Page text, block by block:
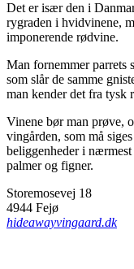
Det er især den i
rygraden i hvidvinene,
imponerende rødvine.
Man fornemmer
som slår de samme
man kender det fra tysk
Vinene bør man prøve,
vingården, som må
beliggenheder i
palmer og figner.
Storemosevej 18
4944 Fejø
hideawayvingaard.dk